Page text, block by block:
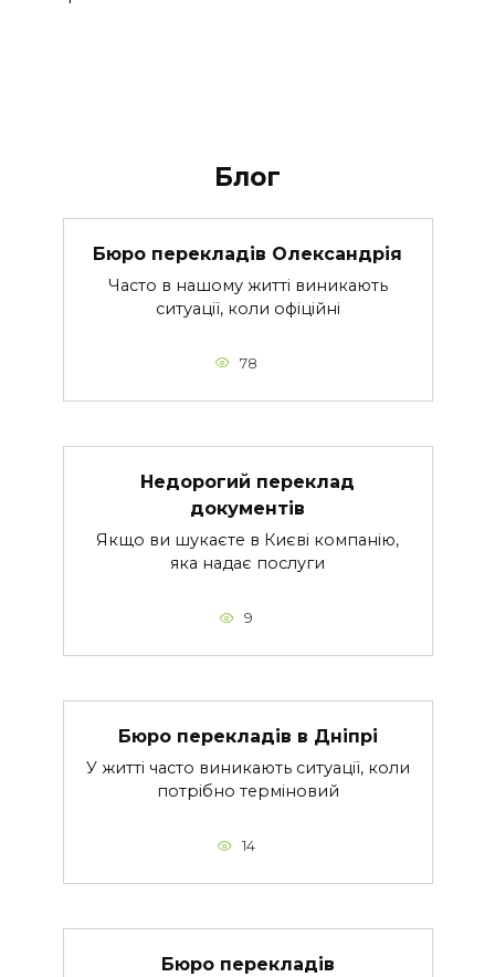
Блог
Бюро перекладів Олександрія
Часто в нашому житті виникають
ситуації, коли офіційні
78
Недорогий переклад
документів
Якщо ви шукаєте в Києві компанію,
яка надає послуги
9
Бюро перекладів в Дніпрі
У житті часто виникають ситуації, коли
потрібно терміновий
14
Бюро перекладів